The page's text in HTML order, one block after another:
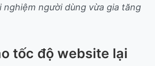
nghiệm người dùng vừa gia tăng
tốc độ website lại